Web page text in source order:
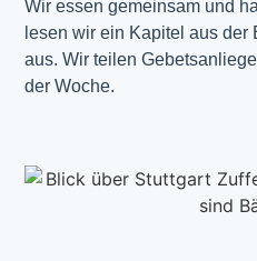
Wir essen gemeinsam und
lesen wir ein Kapitel aus
aus. Wir teilen
der Woche.